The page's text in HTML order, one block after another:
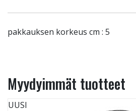
pakkauksen korkeus cm : 5
Myydyimmät tuotteet
UUSI